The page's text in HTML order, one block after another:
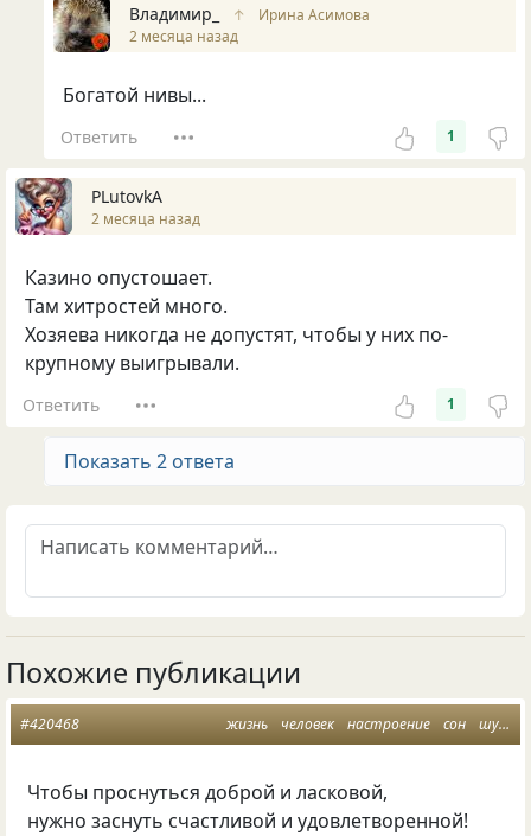
Владимир_ ↑
Ирина Асимова
2 месяца назад
Богатой нивы...
Ответить 1
PLutоvkА
2 месяца назад
Казино опустошает.
Там хитростей много.
Хозяева никогда не допустят, чтобы у них по-
крупному выигрывали.
Ответить 1
Показать 2 ответа
Похожие публикации
жизнь человек настроение сон шутка
#420468
Чтобы проснуться доброй и ласковой,
нужно заснуть счастливой и удовлетворенной!